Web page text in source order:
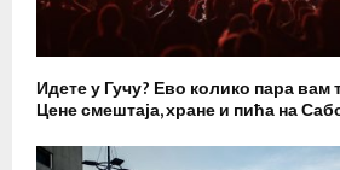
Идете у Гучу? Ево колико пара вам
Цене смештаја, хране и пића на